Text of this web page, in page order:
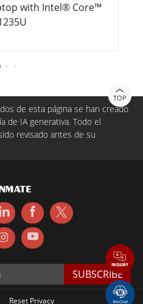
with Intel® Core™
TOP
de esta página se han creado
de IA generativa. Todo el
revisado antes de su
Reset Privacy